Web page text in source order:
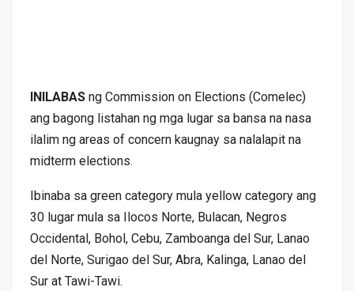
INILABASng Commission on Elections (Comelec)
ang bagong listahan ng mga lugar sa bansa na nasa
ilalim ng areas of concern kaugnay sa nalalapit na
midterm elections.
Ibinaba sa green category mula yellow category ang
30 lugar mula sa Ilocos Norte, Bulacan, Negros
Occidental, Bohol, Cebu, Zamboanga del Sur, Lanao
del Norte, Surigao del Sur, Abra, Kalinga, Lanao del
Sur at Tawi-Tawi.